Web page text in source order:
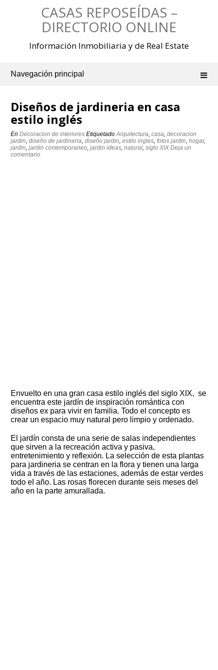
CASAS REPOSEÍDAS –
DIRECTORIO ONLINE
Información Inmobiliaria y de Real Estate
Navegación principal
Diseños de jardineria en casa
estilo inglés
EnDecoracion de interiores EtiquetadoArquitectura,casa,decoracion
jardin,diseño de jardineria,diseño jardin,estilo ingles,fotos jardin,hogar,
jardin,jardin contemporaneo,jardin ideas,natural,siglo XIX Deja un
comentario
Envuelto en una gran casa estilo inglés del siglo XIX, se
encuentra este jardín de inspiración romántica con
diseños ex para vivir en familia.Todo el concepto es
crear un espacio muy natural pero limpio y ordenado.
El jardín consta de una serie de salas independientes
que sirven a la recreación activa y pasiva,
entretenimiento y reflexión. La selección de esta plantas
para jardineria se centran en la flora y tienen una larga
vida a través de las estaciones, además de estar verdes
todo el año. Las rosas florecen durante seis meses del
año en la parte amurallada.